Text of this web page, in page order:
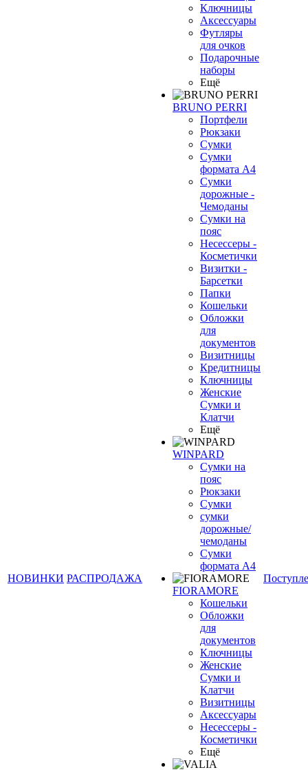
НОВИНКИ РАСПРОДАЖА
Ключницы
Аксессуары
Футляры
для очков
Подарочные
наборы
Ещё
BRUNO PERRI
Портфели
Рюкзаки
Сумки
Сумки
формата А4
Сумки
дорожные -
Чемоданы
Сумки на
пояс
Несессеры -
Косметички
Визитки -
Барсетки
Папки
Кошельки
Обложки
для
документов
Визитницы
Кредитницы
Ключницы
Женские
Сумки и
Клатчи
Ещё
WINPARD
Сумки на
пояс
Рюкзаки
Сумки
сумки
дорожные/
чемоданы
Сумки
формата А4
FIORAMORE
Кошельки
Обложки
для
документов
Ключницы
Женские
Сумки и
Клатчи
Визитницы
Аксессуары
Несессеры -
Косметички
Ещё